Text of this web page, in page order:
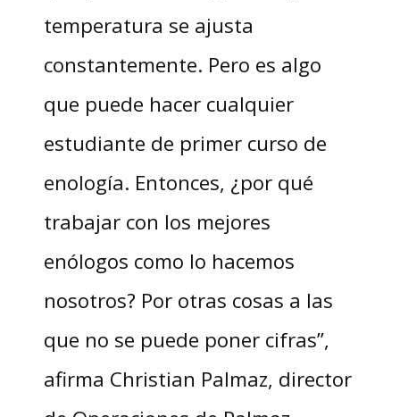
temperatura se ajusta
constantemente. Pero es algo
que puede hacer cualquier
estudiante de primer curso de
enología. Entonces, ¿por qué
trabajar con los mejores
enólogos como lo hacemos
nosotros? Por otras cosas a las
que no se puede poner cifras”,
afirma Christian Palmaz, director